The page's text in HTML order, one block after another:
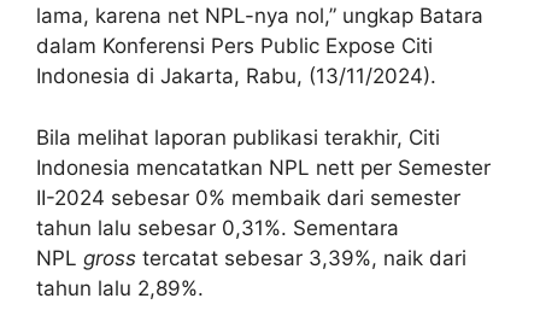
lama, karena net NPL-nya nol,” ungkap Batara
dalam Konferensi Pers Public Expose Citi
Indonesia di Jakarta, Rabu, (13/11/2024).
Bila melihat laporan publikasi terakhir, Citi
Indonesia mencatatkan NPL nett per Semester
II-2024 sebesar 0% membaik dari semester
tahun lalu sebesar 0,31%. Sementara
NPL gross tercatat sebesar 3,39%, naik dari
tahun lalu 2,89%.